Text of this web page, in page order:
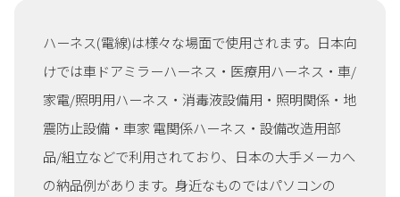
ハーネス(電線)は様々な場面で使用されます。日本向
けでは車ドアミラーハーネス・医療用ハーネス・車/
家電/照明用ハーネス・消毒液設備用・照明関係・地
震防止設備・車家 電関係ハーネス・設備改造用部
品/組立などで利用されており、日本の大手メーカへ
の納品例があります。身近なものではパソコンの